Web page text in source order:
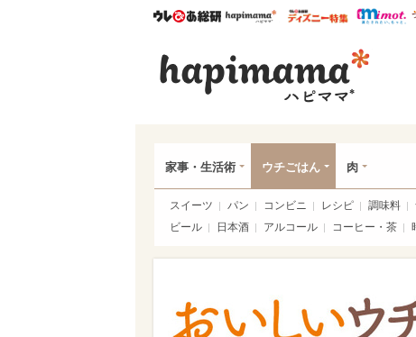
ウレぴあ総研ハピママ* ウレぴあ
家事・生活術 ウチごはん 肉
スイーツ パン コンビニ レシピ 調味料
ビール
日本酒 アルコール コーヒー・茶